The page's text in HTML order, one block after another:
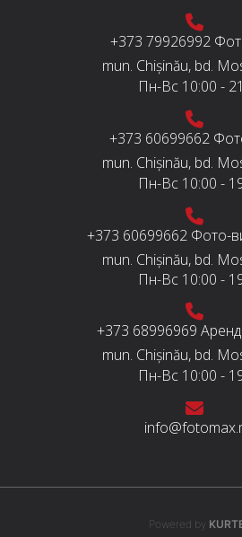
+373 79926992
mun. Chișinău, bd.
Пн-Вс 10:00 -
+373 60699662
mun. Chișinău, bd.
Пн-Вс 10:00 -
+373 60699662 Фото-
mun. Chișinău, bd.
Пн-Вс 10:00 -
+373 68996969
mun. Chișinău, bd.
Пн-Вс 10:00 -
Powered by